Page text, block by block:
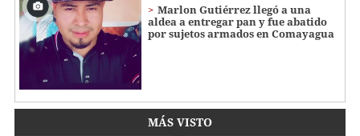
Marlon Gutiérrez llegó a una
aldea a entregar pan y fue abatido
por sujetos armados en Comayagua
MÁS VISTO